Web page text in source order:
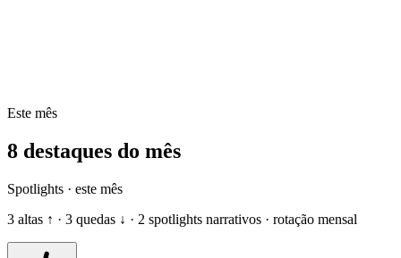
Este mês
8 destaques do mês
Spotlights · este mês
3 altas ↑ · 3 quedas ↓ · 2 spotlights narrativos · rotação mensal